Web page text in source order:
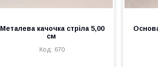
Металева качочка стріла 5,00
см
670